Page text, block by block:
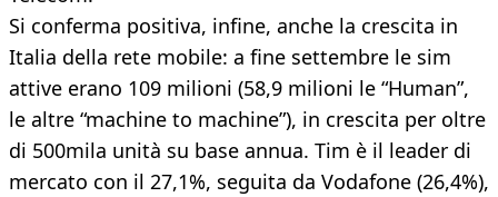
Si conferma positiva, infine, anche la crescita in
Italia della rete mobile: a fine settembre le sim
attive erano 109 milioni (58,9 milioni le “Human”,
le altre “machine to machine”), in crescita per oltre
di 500mila unità su base annua. Tim è il leader di
mercato con il 27,1%, seguita da Vodafone (26,4%),